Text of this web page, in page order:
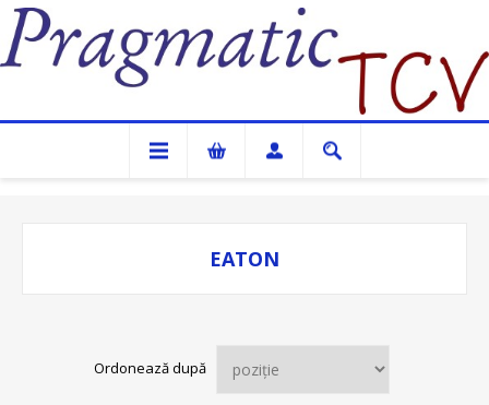
Pragmatic TCV
EATON
Ordonează după